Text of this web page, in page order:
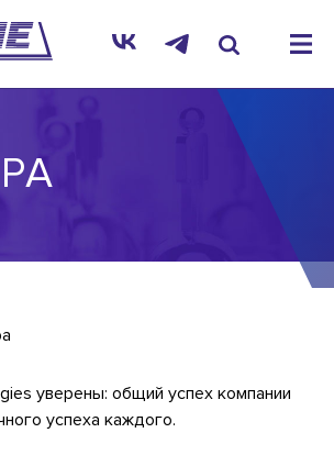
уверены: общий успех компании
успеха каждого.